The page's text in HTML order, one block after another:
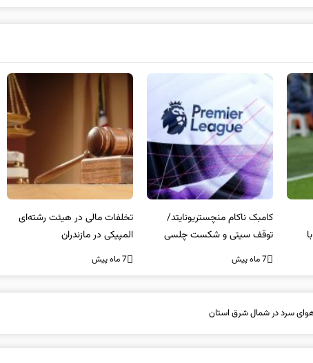
کامبک ناکام منچستریونایتد/
توقف سیتی و شکست چلسی
7 ماه پیش
تخلفات مالی در هیئت رشته‌ای
المپیکی در مازندران
7 ماه پیش
هوای سرد در شمال شرق استان